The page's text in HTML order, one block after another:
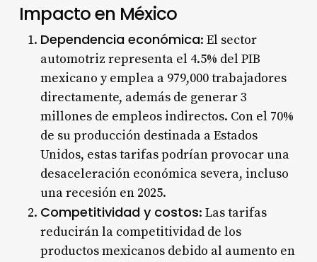
Impacto en México
Dependencia económica: El sector
automotriz representa el 4.5% del PIB
mexicano y emplea a 979,000 trabajadores
directamente, además de generar 3
millones de empleos indirectos. Con el 70%
de su producción destinada a Estados
Unidos, estas tarifas podrían provocar una
desaceleración económica severa, incluso
una recesión en 2025.
Competitividad y costos: Las tarifas
reducirán la competitividad de los
productos mexicanos debido al aumento en